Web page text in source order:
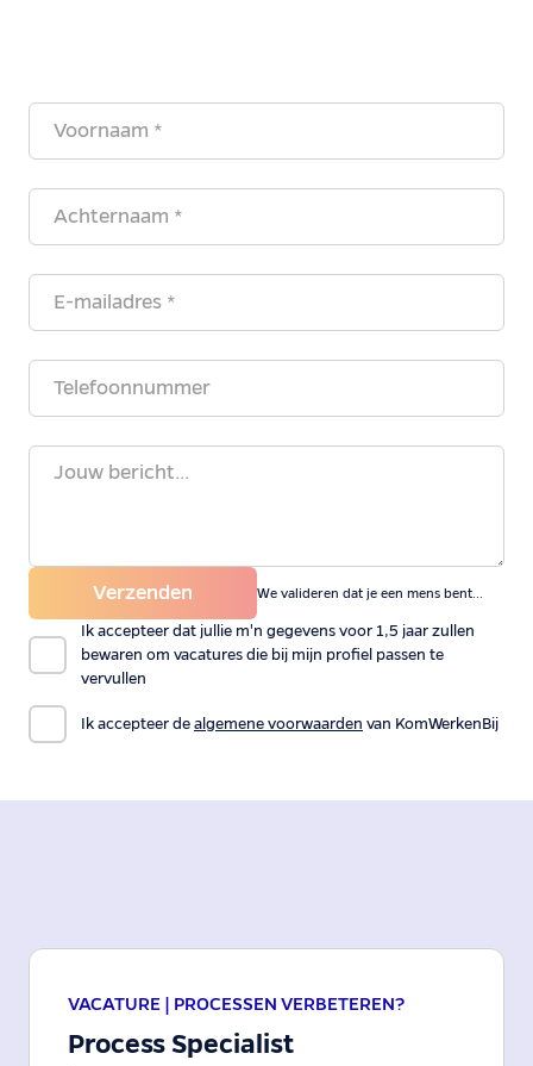
Verzenden We valideren dat je een mens bent...
Ik accepteer dat jullie m'n gegevens voor 1,5 jaar zullen
bewaren om vacatures die bij mijn profiel passen te
vervullen
Ik accepteer de algemene voorwaarden van KomWerkenBij
VACATURE | PROCESSEN VERBETEREN?
Process Specialist